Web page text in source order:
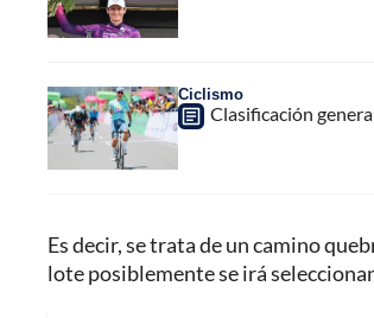
Ciclismo
Clasificación
Es decir, se trata de un camino
lote posiblemente se irá